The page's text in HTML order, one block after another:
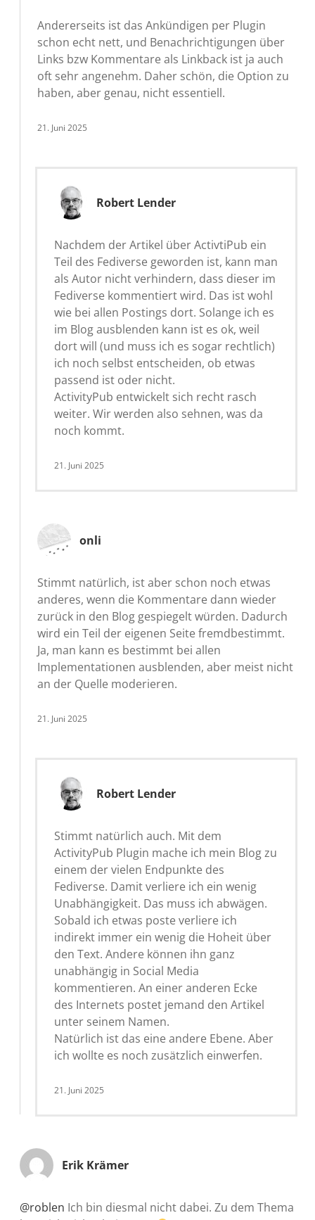
Andererseits ist das Ankündigen per Plugin
schon echt nett, und Benachrichtigungen über
Links bzw Kommentare als Linkback ist ja auch
oft sehr angenehm. Daher schön, die Option zu
haben, aber genau, nicht essentiell.
21. Juni 2025
Robert Lender
Nachdem der Artikel über ActivtiPub ein
Teil des Fediverse geworden ist, kann man
als Autor nicht verhindern, dass dieser im
Fediverse kommentiert wird. Das ist wohl
wie bei allen Postings dort. Solange ich es
im Blog ausblenden kann ist es ok, weil
dort will (und muss ich es sogar rechtlich)
ich noch selbst entscheiden, ob etwas
passend ist oder nicht.
ActivityPub entwickelt sich recht rasch
weiter. Wir werden also sehnen, was da
noch kommt.
21. Juni 2025
onli
Stimmt natürlich, ist aber schon noch etwas
anderes, wenn die Kommentare dann wieder
zurück in den Blog gespiegelt würden. Dadurch
wird ein Teil der eigenen Seite fremdbestimmt.
Ja, man kann es bestimmt bei allen
Implementationen ausblenden, aber meist nicht
an der Quelle moderieren.
21. Juni 2025
Robert Lender
Stimmt natürlich auch. Mit dem
ActivityPub Plugin mache ich mein Blog zu
einem der vielen Endpunkte des
Fediverse. Damit verliere ich ein wenig
Unabhängigkeit. Das muss ich abwägen.
Sobald ich etwas poste verliere ich
indirekt immer ein wenig die Hoheit über
den Text. Andere können ihn ganz
unabhängig in Social Media
kommentieren. An einer anderen Ecke
des Internets postet jemand den Artikel
unter seinem Namen.
Natürlich ist das eine andere Ebene. Aber
ich wollte es noch zusätzlich einwerfen.
21. Juni 2025
Erik Krämer
@roblen Ich bin diesmal nicht dabei. Zu dem Thema